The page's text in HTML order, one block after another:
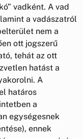
vadként. A vad
a vadászatról
nem a
ott jogszerű
tehát az ott
hatást a
A
határos
a
egységesnek
ennek